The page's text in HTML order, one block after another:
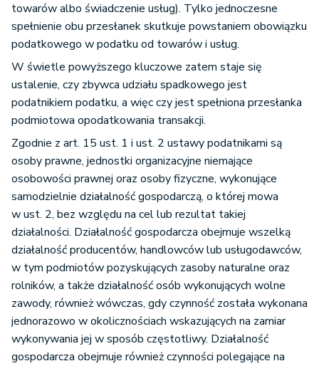
towarów albo świadczenie usług). Tylko jednoczesne
spełnienie obu przesłanek skutkuje powstaniem obowiązku
podatkowego w podatku od towarów i usług.
W świetle powyższego kluczowe zatem staje się
ustalenie, czy zbywca udziału spadkowego jest
podatnikiem podatku, a więc czy jest spełniona przesłanka
podmiotowa opodatkowania transakcji.
Zgodnie z art. 15 ust. 1 i ust. 2 ustawy podatnikami są
osoby prawne, jednostki organizacyjne niemające
osobowości prawnej oraz osoby fizyczne, wykonujące
samodzielnie działalność gospodarczą, o której mowa
w ust. 2, bez względu na cel lub rezultat takiej
działalności. Działalność gospodarcza obejmuje wszelką
działalność producentów, handlowców lub usługodawców,
w tym podmiotów pozyskujących zasoby naturalne oraz
rolników, a także działalność osób wykonujących wolne
zawody, również wówczas, gdy czynność została wykonana
jednorazowo w okolicznościach wskazujących na zamiar
wykonywania jej w sposób częstotliwy. Działalność
gospodarcza obejmuje również czynności polegające na